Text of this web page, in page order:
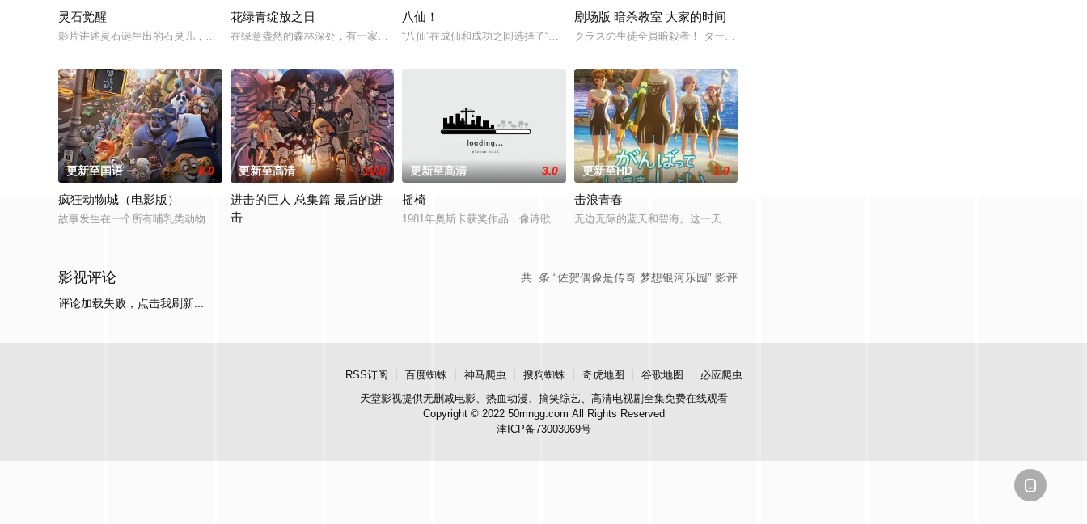
灵石觉醒
影片讲述灵石诞生出的石灵儿，被石矶娘娘收养。哪吒误伤石矶徒弟，太乙真人偏袒哪吒，锁住石矶。石灵儿为救母学艺，却卷入太白金星的阴谋
花绿青绽放之日
在绿意盎然的森林深处，有一家名为“带刀烟火店”的烟花工厂，因小镇重新开发，该工厂被迫面临拆迁，带刀敬太郎已经在这里坚持了四年，代
八仙！
“八仙”在成仙和成功之间选择了“成团”，在搞钱和搞事业之间选择了“搞事情”？！吕洞宾、钟离权带队，集结何仙姑、铁拐李、韩湘子、曹
剧场版 暗杀教室 大家的时间
クラスの生徒全員暗殺者！ ターゲットは担任の先生⁉ 暗殺学園青春エンターテインメントが劇場アニメで帰
更新至国语 8.0
疯狂动物城（电影版）
故事发生在一个所有哺乳类动物和谐共存的美好世界中，兔子朱迪（金妮弗·古德温 Ginnifer Goodwin 配音）从小就梦想着
更新至高清 10.0
进击的巨人 总集篇 最后的进
击
更新至高清 3.0
摇椅
1981年奥斯卡获奖作品，像诗歌一样优美的动画短片。 它在树林中倒下，化身为农夫家的摇椅，摇曳数十载，见证农夫的新婚，见证每个温
更新至HD 1.0
击浪青春
无边无际的蓝天和碧海。这一天，三津东高中举行了班级之间的赛艇比赛。担任划桨手的二年级学生村上悦子
共 条 “佐贺偶像是传奇 梦想银河乐园” 影评
影视评论
评论加载失败，点击我刷新...

RSS订阅 百度蜘蛛 神马爬虫 搜狗蜘蛛 奇虎地图 谷歌地图
必应爬虫
天堂影视提供无删减电影、热血动漫、搞笑综艺、高清电视剧全集免费在线观看
Copyright © 2022 50mngg.com All Rights Reserved
津ICP备73003069号